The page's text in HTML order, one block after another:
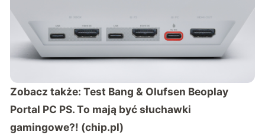
Zobacz także:Test Bang & Olufsen Beoplay
Portal PC PS. To mają być słuchawki
gamingowe?! (chip.pl)